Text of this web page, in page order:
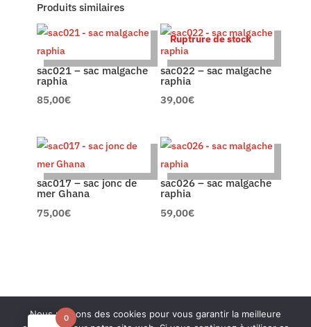
Produits similaires
sac021 – sac malgache
raphia
85,00€
Ruptrure de stock
sac022 – sac malgache
raphia
39,00€
sac017 – sac jonc de
mer Ghana
75,00€
sac026 – sac malgache
raphia
59,00€
0
Nous utilisons des cookies pour vous garantir la meilleure